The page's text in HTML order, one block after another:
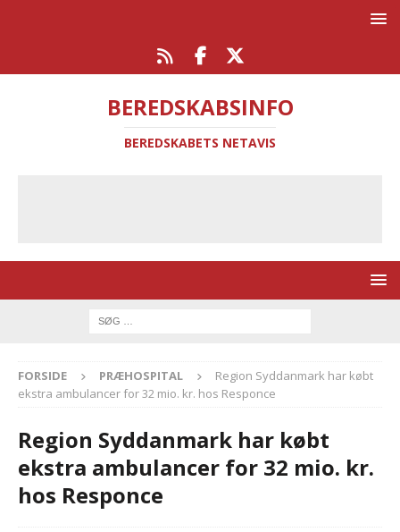
BEREDSKABSINFO
BEREDSKABETS NETAVIS
FORSIDE PRÆHOSPITAL
Region Syddanmark har købt
ekstra ambulancer for 32 mio. kr. hos Responce
Region Syddanmark har købt
ekstra ambulancer for 32 mio. kr.
hos Responce